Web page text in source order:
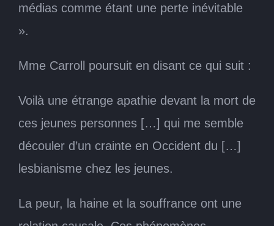
médias comme étant une perte inévitable
».
Mme Carroll poursuit en disant ce qui suit :
Voilà une étrange apathie devant la mort de
ces jeunes personnes […] qui me semble
découler d’un crainte en Occident du […]
lesbianisme chez les jeunes.
La peur, la haine et la souffrance ont une